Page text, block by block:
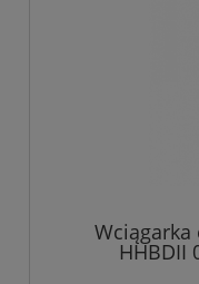
Wciągarka
HHBDII